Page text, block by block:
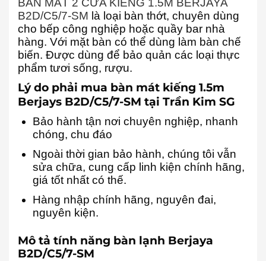
BÀN MÁT 2 CỬA KIẾNG 1.5M BERJAYA
B2D/C5/7-SM là loại bàn thớt, chuyên dùng
cho bếp công nghiệp hoặc quầy bar nhà
hàng. Với mặt bàn có thể dùng làm bàn chế
biến. Được dùng để bảo quản các loại thực
phẩm tươi sống, rượu.
Lý do phải mua bàn mát kiếng 1.5m
Berjays B2D/C5/7-SM tại Trần Kim SG
Bảo hành tận nơi chuyên nghiệp, nhanh
chóng, chu đáo
Ngoài thời gian bảo hành, chúng tôi vẫn
sửa chữa, cung cấp linh kiện chính hãng,
giá tốt nhất có thế.
Hàng nhập chính hãng, nguyên đai,
nguyên kiện.
Mô tả tính năng bàn lạnh Berjaya
B2D/C5/7-SM